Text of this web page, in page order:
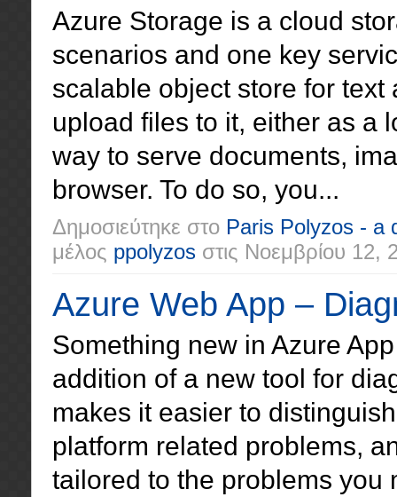
Azure Storage is a cloud
scenarios and one key
scalable object store for text
upload files to it, either as a
way to serve documents,
browser. To do so, you...
Δημοσιεύτηκε στο Paris Polyzos - a
μέλος ppolyzos στις Νοεμβρίου 12,
Azure Web App –
Something new in Azure
addition of a new tool for
makes it easier to
platform related problems,
tailored to the problems you